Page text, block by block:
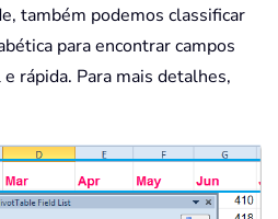
também podemos classificar
para encontrar campos
rápida. Para mais detalhes,